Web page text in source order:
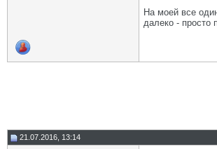
На моей все
далеко - просто
21.07.2016, 13:14